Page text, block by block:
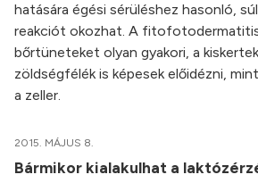
hatására égési sérüléshez hasonló,
reakciót okozhat. A
bőrtüneteket olyan gyakori, a
zöldségfélék is képesek előidézni,
a zeller.
2015. MÁJUS 8.
Bármikor kialakulhat a